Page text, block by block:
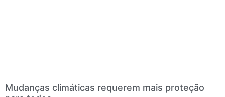
Mudanças climáticas requerem mais proteção